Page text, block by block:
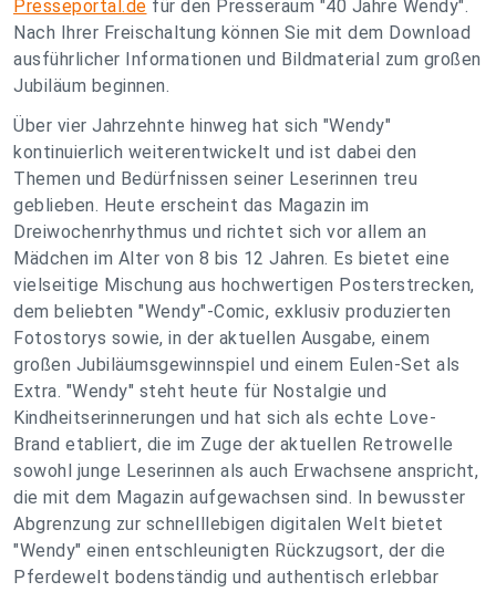
Presseportal.de für den Presseraum "40 Jahre Wendy".
Nach Ihrer Freischaltung können Sie mit dem Download
ausführlicher Informationen und Bildmaterial zum großen
Jubiläum beginnen.
Über vier Jahrzehnte hinweg hat sich "Wendy"
kontinuierlich weiterentwickelt und ist dabei den
Themen und Bedürfnissen seiner Leserinnen treu
geblieben. Heute erscheint das Magazin im
Dreiwochenrhythmus und richtet sich vor allem an
Mädchen im Alter von 8 bis 12 Jahren. Es bietet eine
vielseitige Mischung aus hochwertigen Posterstrecken,
dem beliebten "Wendy"-Comic, exklusiv produzierten
Fotostorys sowie, in der aktuellen Ausgabe, einem
großen Jubiläumsgewinnspiel und einem Eulen-Set als
Extra. "Wendy" steht heute für Nostalgie und
Kindheitserinnerungen und hat sich als echte Love-
Brand etabliert, die im Zuge der aktuellen Retrowelle
sowohl junge Leserinnen als auch Erwachsene anspricht,
die mit dem Magazin aufgewachsen sind. In bewusster
Abgrenzung zur schnelllebigen digitalen Welt bietet
"Wendy" einen entschleunigten Rückzugsort, der die
Pferdewelt bodenständig und authentisch erlebbar